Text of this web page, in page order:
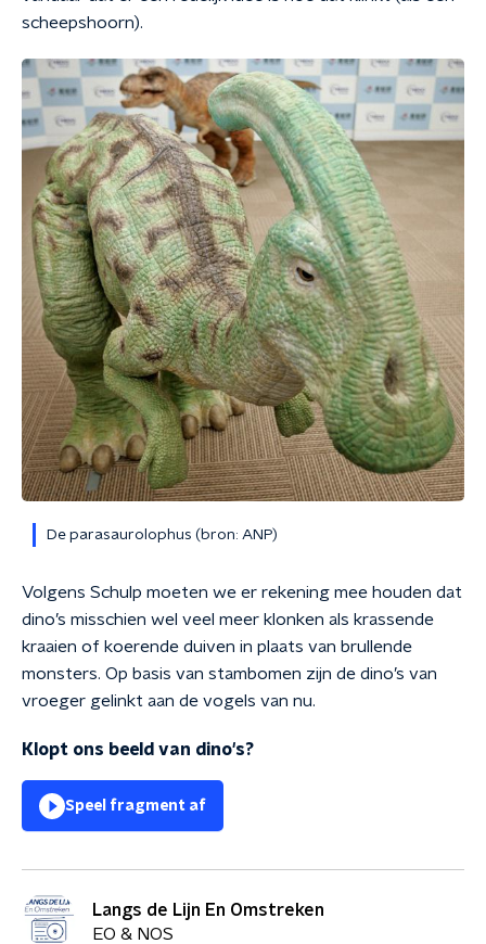
scheepshoorn).
De parasaurolophus (bron: ANP)
Volgens Schulp moeten we er rekening mee houden dat
dino’s misschien wel veel meer klonken als krassende
kraaien of koerende duiven in plaats van brullende
monsters. Op basis van stambomen zijn de dino’s van
vroeger gelinkt aan de vogels van nu.
Klopt ons beeld van dino's?
Speel fragment af
Langs de Lijn En Omstreken
EO & NOS